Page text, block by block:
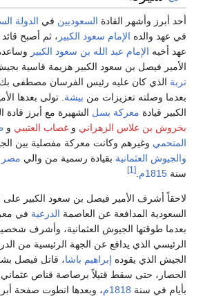
أبرز وأشهر القادةالسعوديينفي الدولة
عهد والدهالإمام سعود الكبير، ثم أصبح قائد
أخيهالإمام عبد الله بن سعود الكبيروساعده
فيصل بن سعود الكبير هزيمة قاسية بجيش
الذي كان عليه رئيس الفرسان مصطفى بك
وصلته تعزيزات من بيشة . تولى بعدها
قيادةمعركة بسل الشهيرة مع أبرز قادة
بن علاس الزهرانيوغصاب العتيبيو
وغيرهم وكانت معركة مفصلية بين الجيوش
العثمانيةبقيادة رسمية من واليمصر
1815م .
[1]
أشرف الأمير فيصل بن سعود الكبير على
المدافعة عن العاصمةالدرعيةفي معركة
طوقتها الجيوش العثمانية، وأشرف شخصيا
الذي يدافع عن الجهة الرئيسية من الدرعية
الذي يقودهإبراهيم باشا ، قاتل فيصل
حتى سقط قتيلاً برصاصة قناص عثماني
في سنة 1818م ، وبعدها انطوت صفحة أبرز